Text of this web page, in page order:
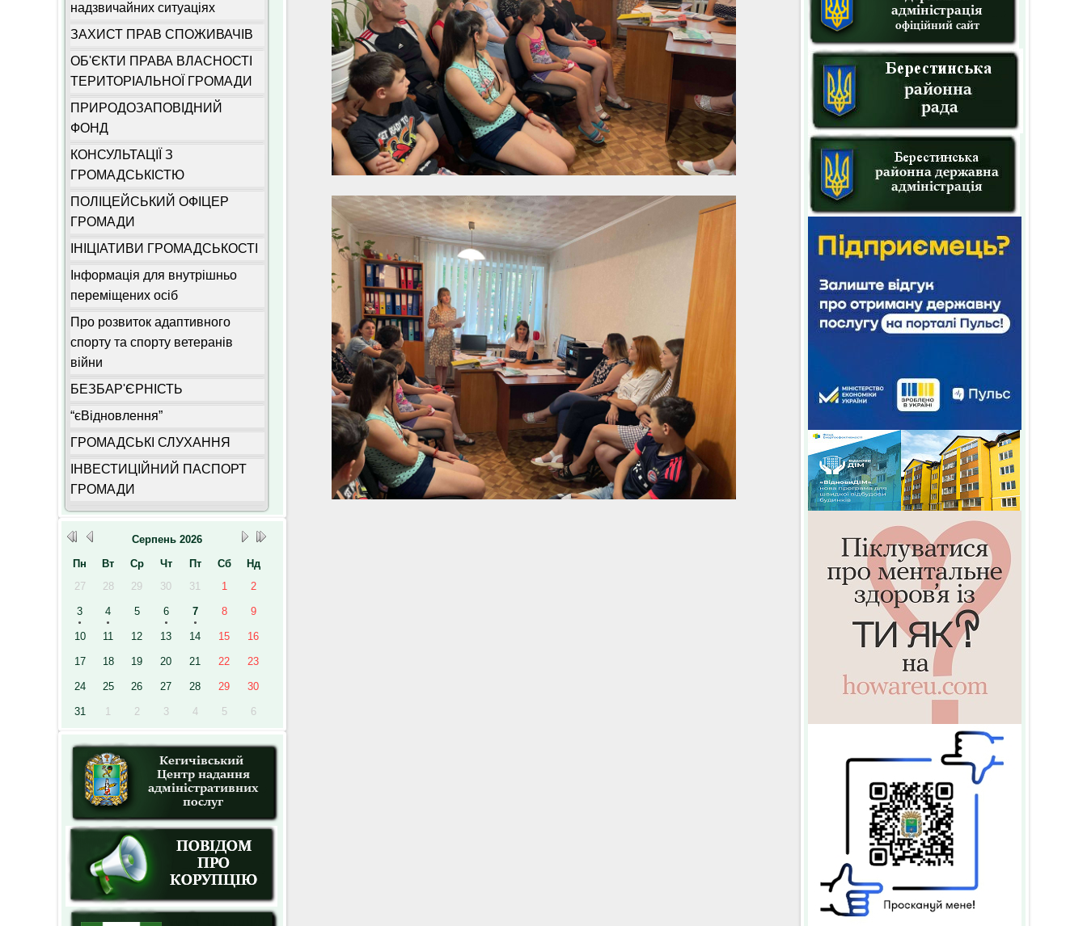
надзвичайних ситуаціях
ЗАХИСТ ПРАВ СПОЖИВАЧІВ
ОБ'ЄКТИ ПРАВА ВЛАСНОСТІ
ТЕРИТОРІАЛЬНОЇ ГРОМАДИ
ПРИРОДОЗАПОВІДНИЙ
ФОНД
КОНСУЛЬТАЦІЇ З
ГРОМАДСЬКІСТЮ
ПОЛІЦЕЙСЬКИЙ ОФІЦЕР
ГРОМАДИ
ІНІЦІАТИВИ ГРОМАДСЬКОСТІ
Інформація для внутрішньо
переміщених осіб
Про розвиток адаптивного
спорту та спорту ветеранів
війни
БЕЗБАР'ЄРНІСТЬ
“єВідновлення”
ГРОМАДСЬКІ СЛУХАННЯ
ІНВЕСТИЦІЙНИЙ ПАСПОРТ
ГРОМАДИ
Серпень 2026
Пн
Вт Ср Чт Пт Сб
Нд
27
28 29 30 31 1 2
3 4 5 6 7 8 9
10 11 12 13 14 15 16
17 18 19 20 21 22 23
24 25 26 27 28 29 30
31 1 2 3 4 5 6